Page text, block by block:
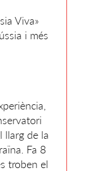
Viva»
i més
llarg de la
Fa 8
troben el